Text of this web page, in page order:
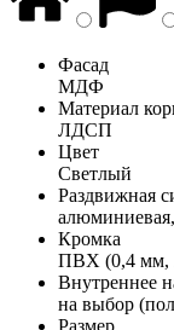
Фасад
МДФ
Материал
ЛДСП
Цвет
Светлый
Раздвижная
Кромка
ПВХ (0,4 мм,
Внутреннее
на выбор
Размер